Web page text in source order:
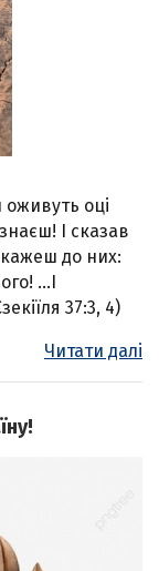
оживуть оці
І сказав
до них:
…І
37:3, 4)
Читати далі